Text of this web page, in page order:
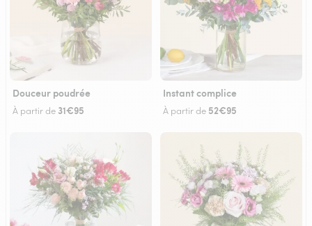
Douceur poudrée
À partir de 31€95
Instant complice
À partir de 52€95